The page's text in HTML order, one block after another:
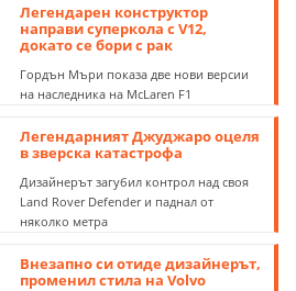
Легендарен конструктор
направи суперкола с V12,
докато се бори с рак
Гордън Мъри показа две нови версии
на наследника на McLaren F1
Легендарният Джуджаро оцеля
в зверска катастрофа
Дизайнерът загубил контрол над своя
Land Rover Defender и паднал от
няколко метра
Внезапно си отиде дизайнерът,
променил стила на Volvo